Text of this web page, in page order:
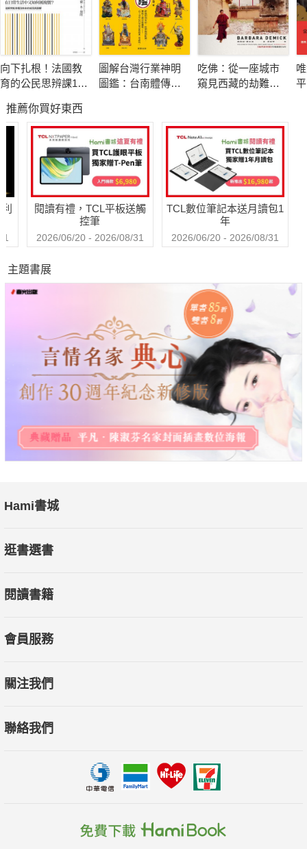
◇◇◇◇◇◇◇◇◇◇
路德維希‧范‧貝多芬，德國著名作曲家、維也納古典樂派代表
人物之一，對世界音樂的發展產生了舉足輕重的影響，被人們稱
貝多芬的祖父是波昂的一名宮廷樂隊指揮，父親是一位宮廷男高
音歌手，母親是一位女傭。自幼貝多芬就顯露出了非凡的音樂天
賦，父親為了將他培養成像莫札特一樣的神童，從小就逼他學習
鋼琴和小提琴。從八歲開始，貝多芬就已經開始在音樂會上表演
如莫札特所預言的那樣，貝多芬後來成為世界音樂史上最偉大的
代的思想，具有濃烈的英雄主義情感。他的作品既壯麗宏偉又樸
實鮮明，音樂內容十分豐富，同時又容易被聽眾接受和理解。
但後來貝多芬的聽力卻開始下降，最後甚至完全喪失了聽力。即
便如此，他依然沒有放棄對音樂的執著，而是「扼住命運的喉
嚨」，用堅強的意志克服了重重困難，創作出了許多經典的傳世
之作，比如代表他樂觀主義的《英雄交響曲》，代表他堅韌毅力
的《第九交響曲》等。
在這些經典的音樂作品當中，貝多芬將自由的精神和滿腔的熱情
都傾注其中，從而開創了音樂史上的新領域，總結了他光輝燦
貝多芬的墓碑上銘刻著奧地利詩人的題詞：「當你站在他的靈柩
面前時，籠罩著你的並不是志頹氣喪，而是一種崇高的感情；只
本書從貝多芬的兒時生活寫起，述說了他波瀾壯闊的一生。希望
毅精神。
向下扎根！法國教
育的公民思辨課1－
視？在日常生活中
又如何被複
製？」：追根究柢
各種沒來由的成見
圖解台灣行業神明
圖鑑：台南體傳統
吃佛：從一座城市
窺見西藏的劫難與
推薦你買好東西
閱讀有禮，TCL平板送觸
控筆
2026/06/20 - 2026/08/31
TCL數位筆記本送月讀包1
年
2026/06/20 - 2026/08/31
主題書展
Hami書城
逛書選書
閱讀書籍
會員服務
關注我們
聯絡我們